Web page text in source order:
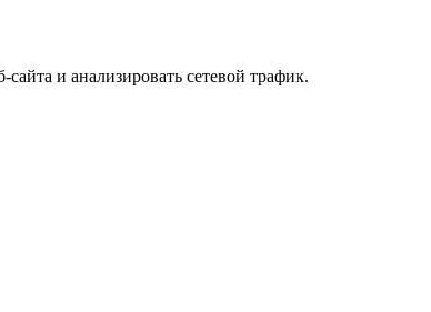
и анализировать сетевой трафик.